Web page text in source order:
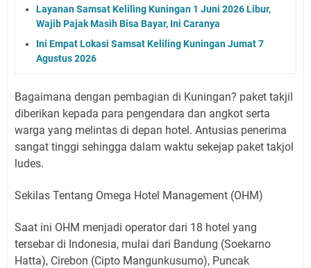
Layanan Samsat Keliling Kuningan 1 Juni 2026 Libur,
Wajib Pajak Masih Bisa Bayar, Ini Caranya
Ini Empat Lokasi Samsat Keliling Kuningan Jumat 7
Agustus 2026
Bagaimana dengan pembagian di Kuningan? paket takjil
diberikan kepada para pengendara dan angkot serta
warga yang melintas di depan hotel. Antusias penerima
sangat tinggi sehingga dalam waktu sekejap paket takjol
ludes.
Sekilas Tentang Omega Hotel Management (OHM)
Saat ini OHM menjadi operator dari 18 hotel yang
tersebar di Indonesia, mulai dari Bandung (Soekarno
Hatta), Cirebon (Cipto Mangunkusumo), Puncak